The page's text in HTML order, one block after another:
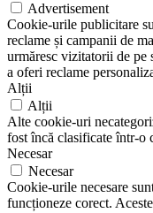
Advertisement
Cookie-urile publicitare
reclame și campanii de
urmăresc vizitatorii de pe
a oferi reclame
Alții
Alții
Alte cookie-uri
fost încă clasificate într-o
Necesar
Necesar
Cookie-urile necesare
funcționeze corect.